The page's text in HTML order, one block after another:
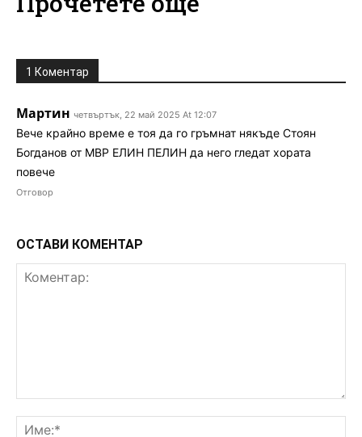
1 Коментар
Мартин четвъртък, 22 май 2025 At 12:07
Вече крайно време е тоя да го гръмнат някъде Стоян
Богданов от МВР ЕЛИН ПЕЛИН да него гледат хората
повече
Отговор
ОСТАВИ КОМЕНТАР